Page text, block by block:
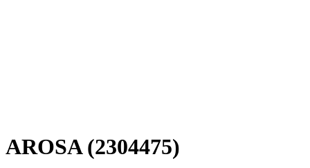
AROSA (2304475)